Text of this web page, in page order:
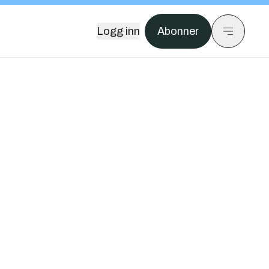
Logg inn Abonner